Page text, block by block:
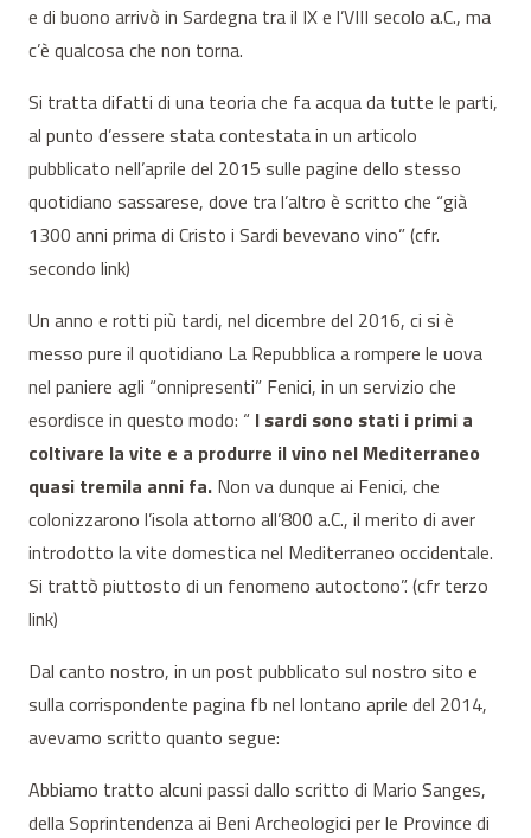
e di buono arrivò in Sardegna tra il IX e l’VIII secolo a.C., ma
c’è qualcosa che non torna.
Si tratta difatti di una teoria che fa acqua da tutte le parti,
al punto d’essere stata contestata in un articolo
pubblicato nell’aprile del 2015 sulle pagine dello stesso
quotidiano sassarese, dove tra l’altro è scritto che “già
1300 anni prima di Cristo i Sardi bevevano vino” (cfr.
secondo link)
Un anno e rotti più tardi, nel dicembre del 2016, ci si è
messo pure il quotidiano La Repubblica a rompere le uova
nel paniere agli “onnipresenti” Fenici, in un servizio che
esordisce in questo modo: “ I sardi sono stati i primi a
coltivare la vite e a produrre il vino nel Mediterraneo
quasi tremila anni fa. Non va dunque ai Fenici, che
colonizzarono l’isola attorno all’800 a.C., il merito di aver
introdotto la vite domestica nel Mediterraneo occidentale.
Si trattò piuttosto di un fenomeno autoctono”. (cfr terzo
link)
Dal canto nostro, in un post pubblicato sul nostro sito e
sulla corrispondente pagina fb nel lontano aprile del 2014,
avevamo scritto quanto segue:
Abbiamo tratto alcuni passi dallo scritto di Mario Sanges,
della Soprintendenza ai Beni Archeologici per le Province di